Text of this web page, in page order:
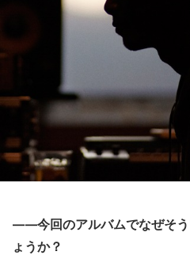
——今回のアルバムでなぜそう
ょうか？